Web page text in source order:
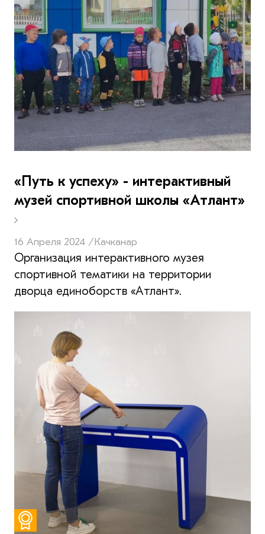
«Путь к успеху» - интерактивный
музей спортивной школы «Атлант»
16 Апреля 2024 /Качканар
Организация интерактивного музея
спортивной тематики на территории
дворца единоборств «Атлант».